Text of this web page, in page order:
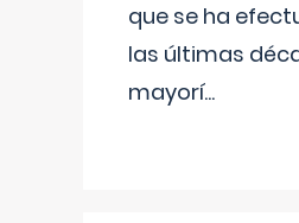
que se ha
las últimas
mayorí...